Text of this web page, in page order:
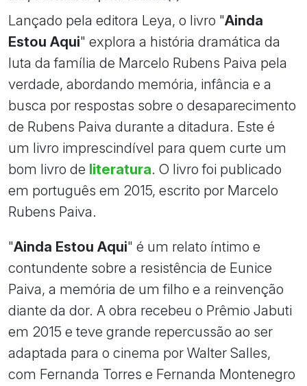
Lançado pela editora Leya, o livro "Ainda
Estou Aqui" explora a história dramática da
luta da família de Marcelo Rubens Paiva pela
verdade, abordando memória, infância e a
busca por respostas sobre o desaparecimento
de Rubens Paiva durante a ditadura. Este é
um livro imprescindível para quem curte um
bom livro de literatura. O livro foi publicado
em português em 2015, escrito por Marcelo
Rubens Paiva.
"Ainda Estou Aqui" é um relato íntimo e
contundente sobre a resistência de Eunice
Paiva, a memória de um filho e a reinvenção
diante da dor. A obra recebeu o Prêmio Jabuti
em 2015 e teve grande repercussão ao ser
adaptada para o cinema por Walter Salles,
com Fernanda Torres e Fernanda Montenegro